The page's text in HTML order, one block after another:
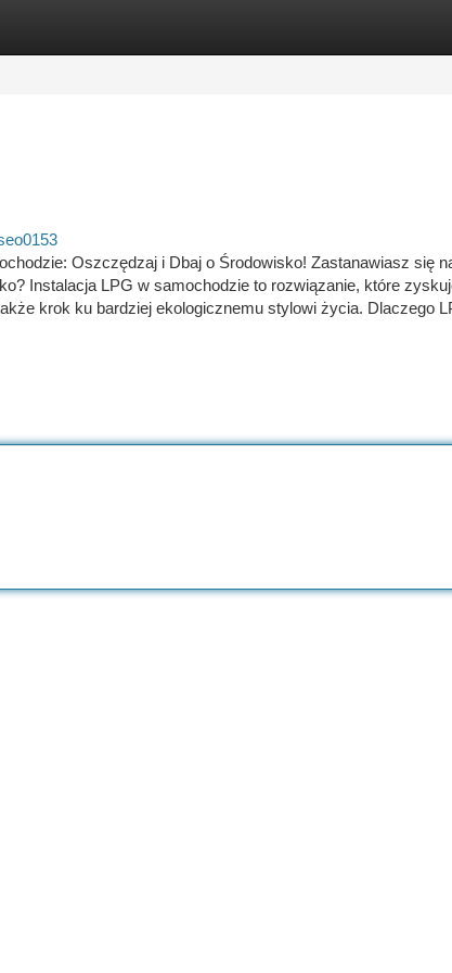
Oszczędzaj i Dbaj o Środowisko! Zastanawiasz się
Instalacja LPG w samochodzie to rozwiązanie, które
krok ku bardziej ekologicznemu stylowi życia. Dlaczego